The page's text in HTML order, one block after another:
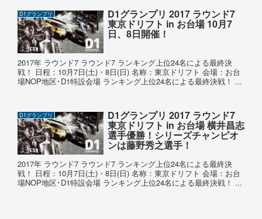
D1グランプリ D1グランプリ 2017 ラウンド7
東京ドリフト in お台場 10月7
日、8日開催！
2017年 ラウンド7 ラウンド7 ランキング上位24名による最終決
戦！ 日程：10月7日(土)・8日(日) 名称：東京ドリフト 会場：お台
場NOP地区･D1特設会場 ランキング上位24名による最終決戦！ ...
D1グランプリ D1グランプリ 2017 ラウンド7
東京ドリフト in お台場 横井昌志
選手優勝！シリーズチャンピオ
ンは藤野秀之選手！
2017年 ラウンド7 ラウンド7 ランキング上位24名による最終決
戦！ 日程：10月7日(土)・8日(日) 名称：東京ドリフト 会場：お台
場NOP地区･D1特設会場 ランキング上位24名による最終決戦！ ...